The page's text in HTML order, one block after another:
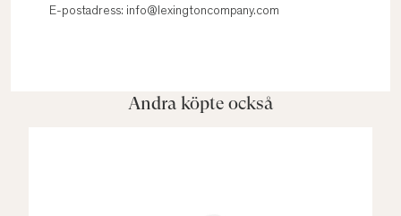
E-postadress: info@lexingtoncompany.com
Andra köpte också